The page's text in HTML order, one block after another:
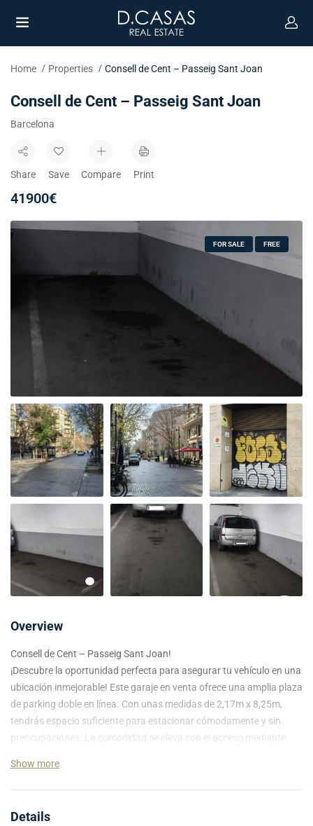
Home Properties Consell de Cent – Passeig Sant Joan
Consell de Cent – Passeig Sant Joan
Barcelona
Share Save Compare Print
41900€
FOR SALE FREE
Overview
Consell de Cent – Passeig Sant Joan!
¡Descubre la oportunidad perfecta para asegurar tu vehículo en una
ubicación inmejorable! Este garaje en venta ofrece una amplia plaza
de parking doble en línea. Con unas medidas de 2,17m x 8,25m,
tendrás espacio suficiente para estacionar cómodamente y sin
preocupaciones. La comodidad se eleva con el acceso mediante
seguridad.
para aparcar, sino también una inversión inteligente. No dejes pasar
Show more
Details